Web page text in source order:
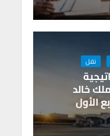
نقل
خالد
الأول